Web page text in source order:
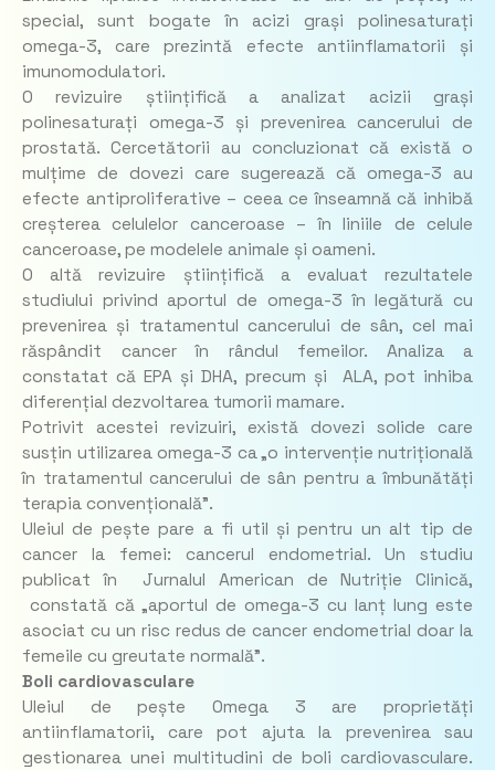
special, sunt bogate în acizi grași polinesaturați
omega-3, care prezintă efecte antiinflamatorii și
imunomodulatori.
O revizuire științifică a analizat acizii grași
polinesaturați omega-3 și prevenirea cancerului de
prostată. Cercetătorii au concluzionat că există o
mulțime de dovezi care sugerează că omega-3 au
efecte antiproliferative – ceea ce înseamnă că inhibă
creșterea celulelor canceroase – în liniile de celule
canceroase, pe modelele animale și oameni.
O altă revizuire științifică a evaluat rezultatele
studiului privind aportul de omega-3 în legătură cu
prevenirea și tratamentul cancerului de sân, cel mai
răspândit cancer în rândul femeilor. Analiza a
constatat că EPA și DHA, precum și ALA, pot inhiba
diferențial dezvoltarea tumorii mamare.
Potrivit acestei revizuiri, există dovezi solide care
susțin utilizarea omega-3 ca „o intervenție nutrițională
în tratamentul cancerului de sân pentru a îmbunătăți
terapia convențională”.
Uleiul de pește pare a fi util și pentru un alt tip de
cancer la femei: cancerul endometrial. Un studiu
publicat în Jurnalul American de Nutriție Clinică,
constată că „aportul de omega-3 cu lanț lung este
asociat cu un risc redus de cancer endometrial doar la
femeile cu greutate normală”.
Boli cardiovasculare
Uleiul de pește Omega 3 are proprietăți
antiinflamatorii, care pot ajuta la prevenirea sau
gestionarea unei multitudini de boli cardiovasculare.